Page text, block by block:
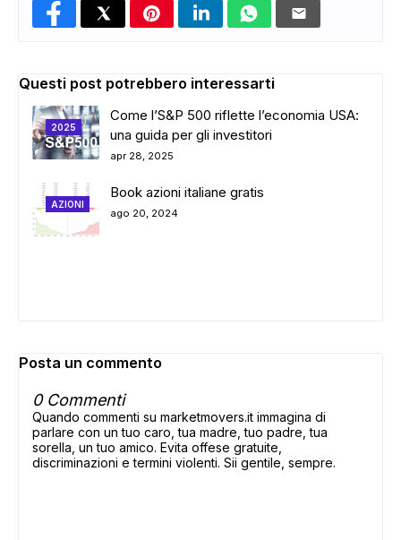
Questi post potrebbero interessarti
2025
Come l’S&P 500 riflette l’economia USA:
una guida per gli investitori
apr 28, 2025
AZIONI
Book azioni italiane gratis
ago 20, 2024
Posta un commento
0 Commenti
Quando commenti su marketmovers.it immagina di
parlare con un tuo caro, tua madre, tuo padre, tua
sorella, un tuo amico. Evita offese gratuite,
discriminazioni e termini violenti. Sii gentile, sempre.